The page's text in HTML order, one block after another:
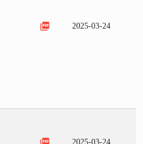
picture_as_pdf 2025-03-24
2025-03-24